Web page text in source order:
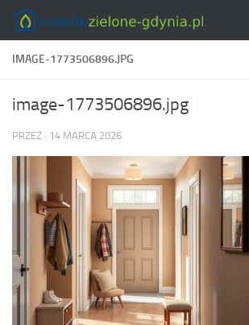
Skip to content
IMAGE-1773506896.JPG
image-1773506896.jpg
PRZEZ · 14 MARCA 2026